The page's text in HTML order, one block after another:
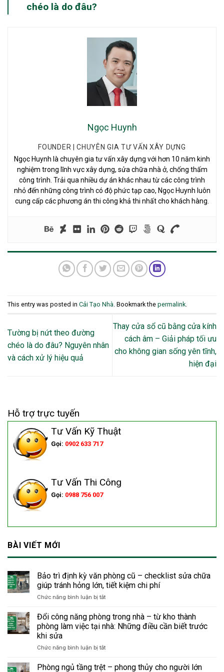
chéo là do đâu?
Ngọc Huynh
FOUNDER | CHUYÊN GIA TƯ VẤN XÂY DỰNG
Ngọc Huynh là chuyên gia tư vấn xây dựng với hơn 10 năm kinh
nghiệm trong lĩnh vực xây dựng, sửa chữa nhà ở, chống thấm
công trình. Trải qua nhiều dự án khác nhau từ các công trình
nhỏ đến những công trình có độ phức tạp cao, Ngọc Huynh luôn
cung cấp các phương án thi công khả thi nhất cho khách hàng.
This entry was posted in Cải Tạo Nhà . Bookmark the permalink
Tường bị nứt theo đường
chéo là do đâu? Nguyên nhân
và cách xử lý hiệu quả
Thay cửa sổ cũ bằng cửa kính
cách âm – Giải pháp tối ưu
cho không gian sống yên tĩnh,
hiện đại
Hỗ trợ trực tuyến
Tư Vấn Kỹ Thuật
Gọi: 0902 633 717
Tư Vấn Thi Công
Gọi: 0988 756 007
BÀI VIẾT MỚI
Bảo trì định kỳ văn phòng cũ – checklist sửa chữa
giúp tránh hỏng lớn, tiết kiệm chi phí
Chức năng bình luận bị tắtở
trì
định
kỳ
phòng
–
Đổi công năng phòng trong nhà – từ kho thành
phòng làm việc tại nhà: Những điều cần biết trước
khi sửa
Chức năng bình luận bị tắtở
công
Phòng ngủ tầng trệt – phong thủy cho người lớn